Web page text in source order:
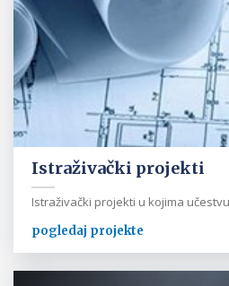
Istraživački projekti
Istraživački projekti u kojima
pogledaj projekte